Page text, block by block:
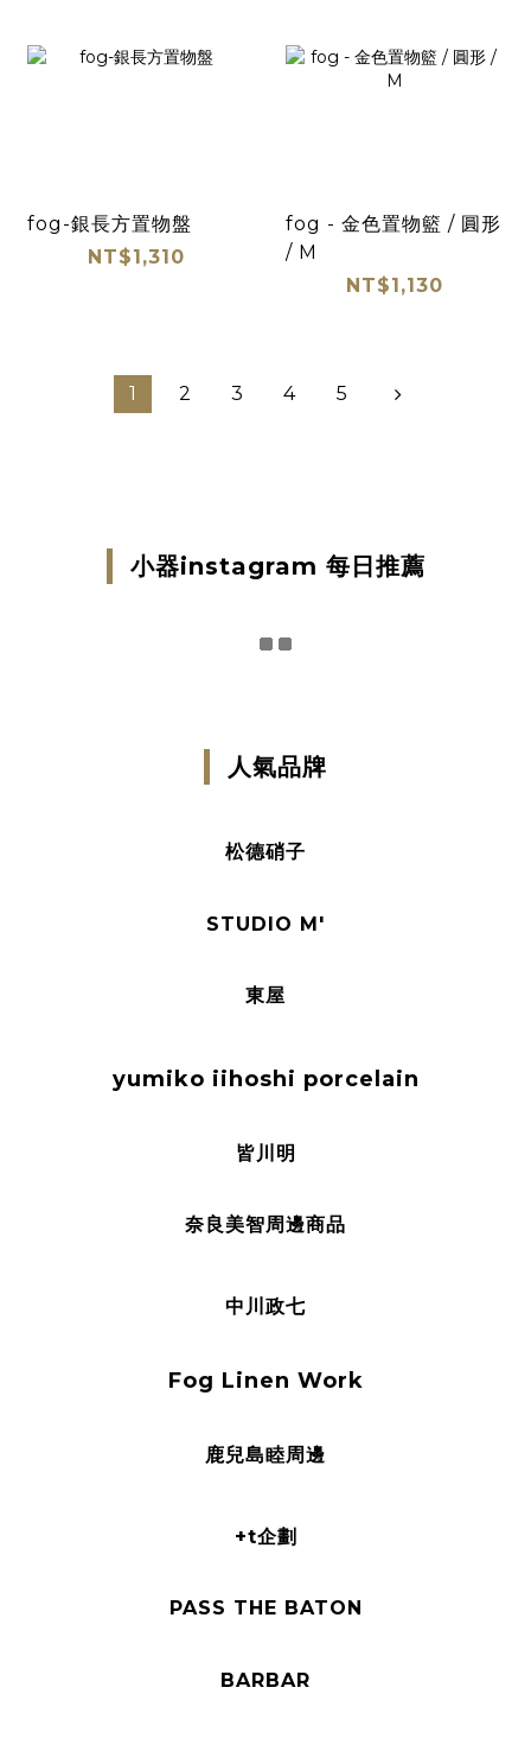
fog-銀長方置物盤
NT$1,310
fog - 金色置物籃 / 圓形
/ M
NT$1,130
1 2 3 4 5
小器instagram 每日推薦
人氣品牌
松德硝子
STUDIO M'
東屋
yumiko iihoshi porcelain
皆川明
奈良美智周邊商品
中川政七
Fog Linen Work
鹿兒島睦周邊
+t企劃
PASS THE BATON
BARBAR